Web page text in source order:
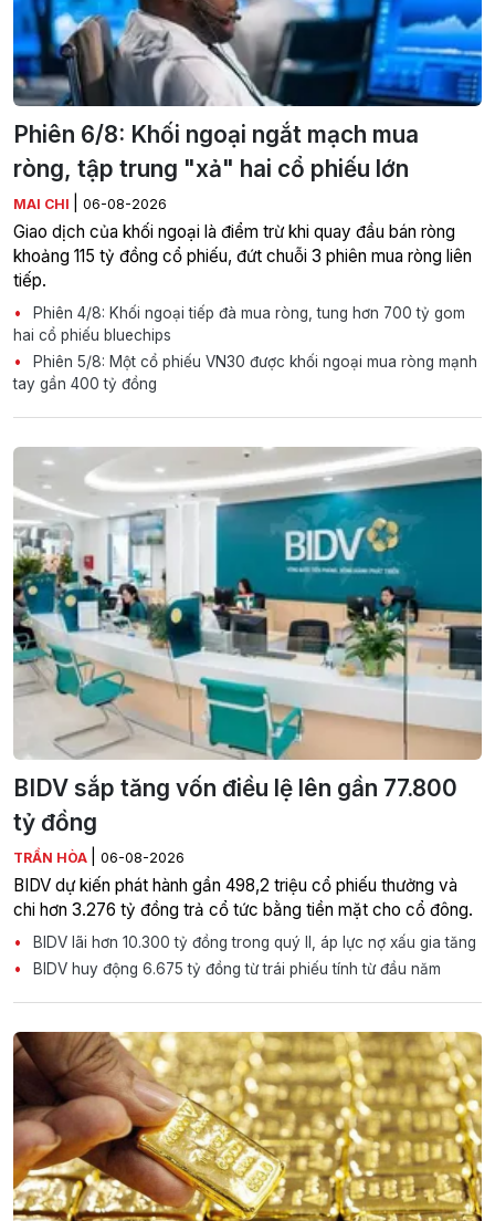
Phiên 6/8: Khối ngoại ngắt mạch mua
ròng, tập trung "xả" hai cổ phiếu lớn
MAI CHI 06-08-2026
Giao dịch của khối ngoại là điểm trừ khi quay đầu bán ròng
khoảng 115 tỷ đồng cổ phiếu, đứt chuỗi 3 phiên mua ròng liên
tiếp.
Phiên 4/8: Khối ngoại tiếp đà mua ròng, tung hơn 700 tỷ gom
hai cổ phiếu bluechips
Phiên 5/8: Một cổ phiếu VN30 được khối ngoại mua ròng mạnh
tay gần 400 tỷ đồng
BIDV sắp tăng vốn điều lệ lên gần 77.800
tỷ đồng
TRẦN HÒA 06-08-2026
BIDV dự kiến phát hành gần 498,2 triệu cổ phiếu thưởng và
chi hơn 3.276 tỷ đồng trả cổ tức bằng tiền mặt cho cổ đông.
BIDV lãi hơn 10.300 tỷ đồng trong quý II, áp lực nợ xấu gia tăng
BIDV huy động 6.675 tỷ đồng từ trái phiếu tính từ đầu năm